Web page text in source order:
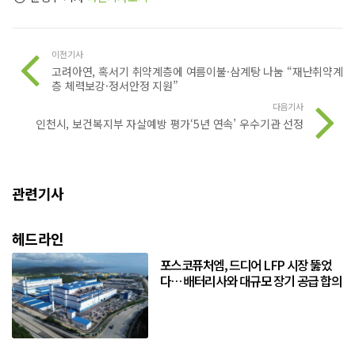
이전기사
고려아연, 혹서기 취약계층에 여름이불·삼계탕 나눔 “재난취약계
층 체력보강·정서안정 지원”
다음기사
인천시, 보건복지부 자살예방 평가‘5년 연속’ 우수기관 선정
관련기사
헤드라인
포스코퓨처엠, 드디어 LFP 시장 뚫었
다… 배터리사와 대규모 장기 공급 합의